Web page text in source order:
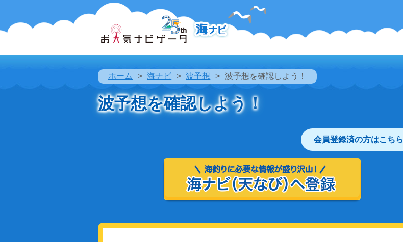
ホーム 海ナビ 波予想 波予想を確認しよう！
波予想を確認しよう！
会員登録済の方はこちら